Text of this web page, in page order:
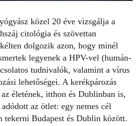
közel 20 éve vizsgálja a
citológia és szövettan
dolgozik azon, hogy minél
legyenek a HPV-vel (humán-
tudnivalók, valamint a vírus
lehetőségei. A kerékpározás
életének, itthon és Dublinban is,
az ötlet: egy nemes cél
tekerni Budapest és Dublin között.